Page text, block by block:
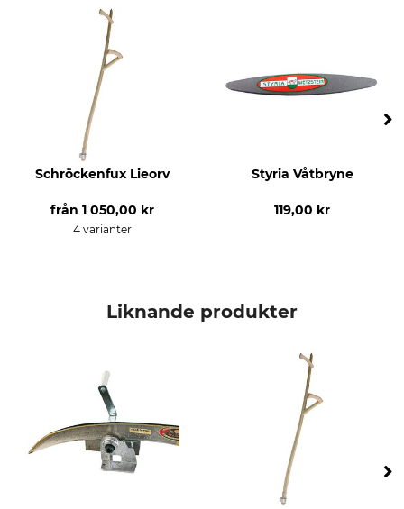
Schröckenfux Lieorv
från 1 050,00 kr
4 varianter
Styria Våtbryne
119,00 kr
Liknande produkter